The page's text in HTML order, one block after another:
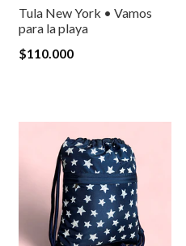
Tula New York • Vamos
para la playa
$110.000